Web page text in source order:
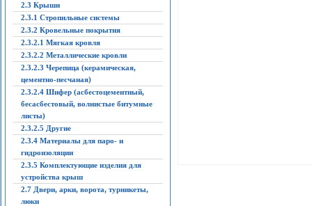
2.3 Крыши
2.3.1 Стропильные системы
2.3.2 Кровельные покрытия
2.3.2.1 Мягкая кровля
2.3.2.2 Металлические кровли
2.3.2.3 Черепица (керамическая,
цементно-песчаная)
2.3.2.4 Шифер (асбестоцементный,
бесасбестовый, волнистые битумные
листы)
2.3.2.5 Другие
2.3.4 Материалы для паро- и
гидроизоляции
2.3.5 Комплектующие изделия для
устройства крыш
2.7 Двери, арки, ворота, турникеты,
люки